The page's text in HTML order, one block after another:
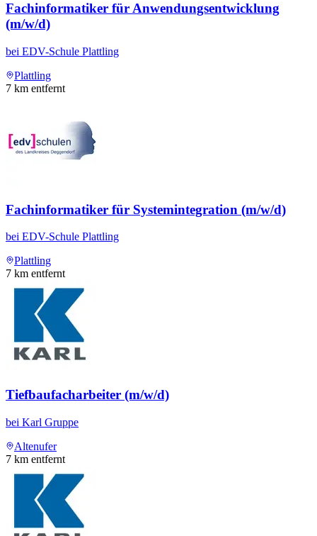
Fachinformatiker für Anwendungsentwicklung
(m/w/d)
bei EDV-Schule Plattling
Plattling
7 km entfernt
Fachinformatiker für Systemintegration (m/w/d)
bei EDV-Schule Plattling
Plattling
7 km entfernt
Tiefbaufacharbeiter (m/w/d)
bei Karl Gruppe
Altenufer
7 km entfernt